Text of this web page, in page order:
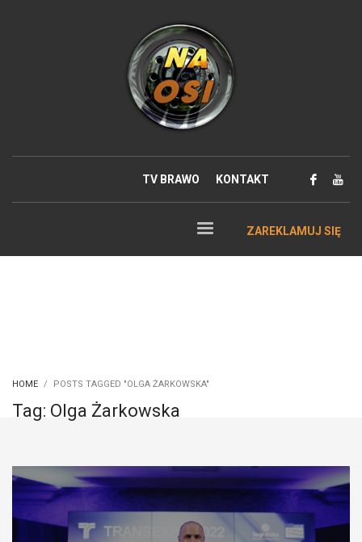
TV BRAWO KONTAKT
ZAREKLAMUJ SIĘ
HOME POSTS TAGGED "OLGA ŻARKOWSKA"
Tag: Olga Żarkowska